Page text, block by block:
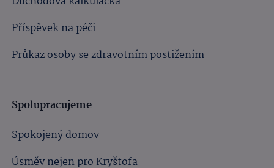
Příspěvek na péči
Průkaz osoby se zdravotním postižením
Spolupracujeme
Spokojený domov
Úsměv nejen pro Kryštofa